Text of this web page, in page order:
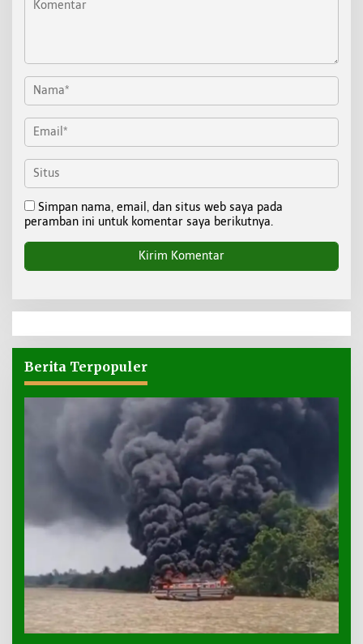
Simpan nama, email, dan situs web saya pada
peramban ini untuk komentar saya berikutnya.
Berita Terpopuler